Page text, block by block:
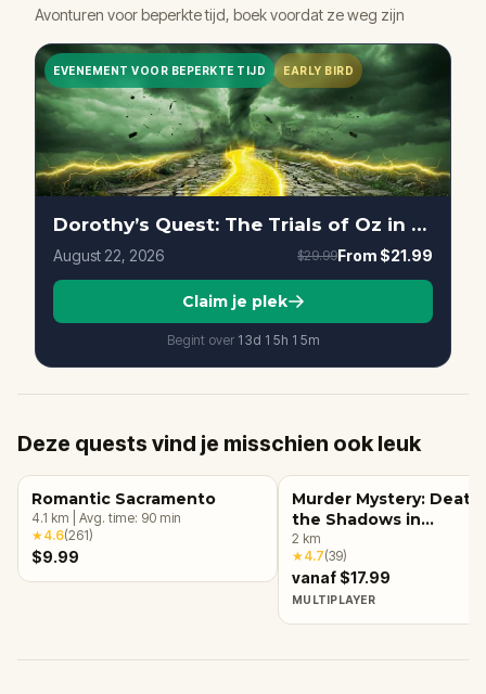
Avonturen voor beperkte tijd, boek voordat ze weg zijn
EVENEMENT VOOR BEPERKTE TIJD EARLY BIRD
Dorothy’s Quest: The Trials of Oz in Sacramento
August 22, 2026 $29.99From $21.99
Claim je plek
Begint over 13d 15h 15m
Deze quests vind je misschien ook leuk
Romantic Sacramento
4.1 km Avg. time: 90 min
★4.6(261)
$9.99
Murder Mystery: Death
the Shadows in
Sacramento
2 km
★4.7(39)
vanaf $17.99
MULTIPLAYER